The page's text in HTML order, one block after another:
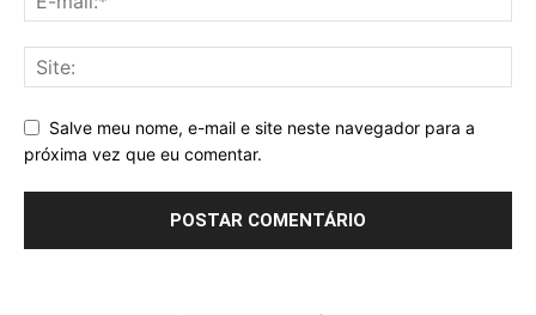
Salve meu nome, e-mail e site neste navegador para a
próxima vez que eu comentar.